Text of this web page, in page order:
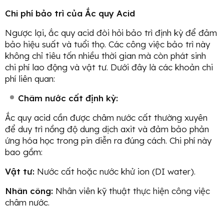
Chi phí bảo trì của Ắc quy Acid
Ngược lại, ắc quy acid đòi hỏi bảo trì định kỳ để đảm
bảo hiệu suất và tuổi thọ. Các công việc bảo trì này
không chỉ tiêu tốn nhiều thời gian mà còn phát sinh
chi phí lao động và vật tư. Dưới đây là các khoản chi
phí liên quan:
Châm nước cất định kỳ:
Ắc quy acid cần được châm nước cất thường xuyên
để duy trì nồng độ dung dịch axit và đảm bảo phản
ứng hóa học trong pin diễn ra đúng cách. Chi phí này
bao gồm:
Vật tư: Nước cất hoặc nước khử ion (DI water).
Nhân công: Nhân viên kỹ thuật thực hiện công việc
châm nước.